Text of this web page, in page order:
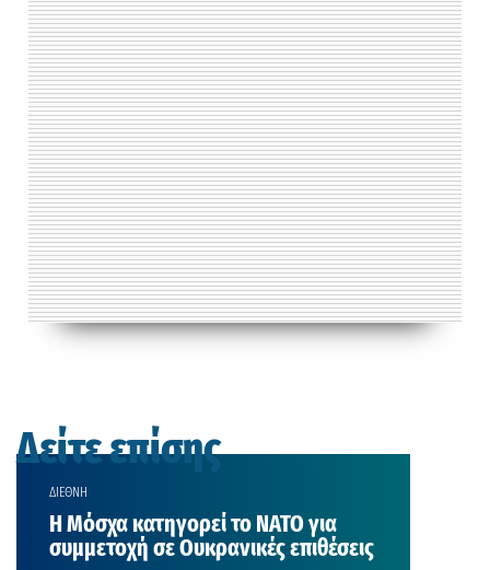
Δείτε επίσης
ΔΙΕΘΝΗ
Η Μόσχα κατηγορεί το ΝΑΤΟ για
συμμετοχή σε Ουκρανικές επιθέσεις